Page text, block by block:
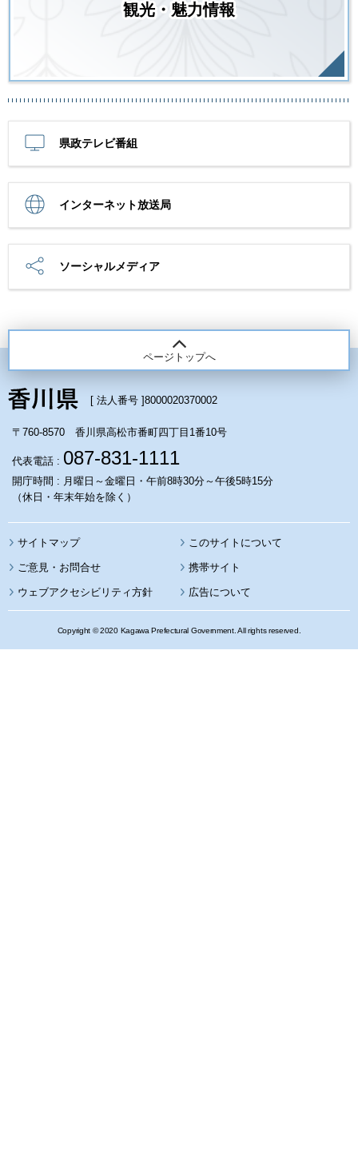
観光・魅力情報
県政テレビ番組
インターネット放送局
ソーシャルメディア
ページトップへ
[ 法人番号 ]8000020370002
〒760-8570 香川県高松市番町四丁目1番10号
代表電話 : 087-831-1111
開庁時間 : 月曜日～金曜日・午前8時30分～午後5時15分
（休日・年末年始を除く）
サイトマップ このサイトについて
携帯サイト
ウェブアクセシビリティ方針 広告について
Copyright © 2020 Kagawa Prefectural Government. All rights reserved.